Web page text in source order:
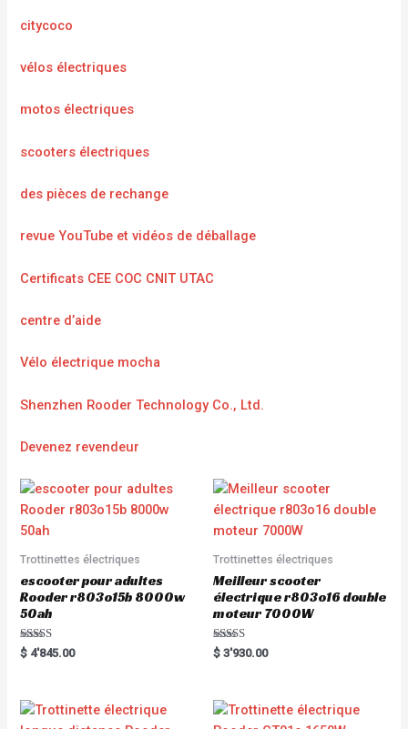
citycoco
vélos électriques
motos électriques
scooters électriques
des pièces de rechange
revue YouTube et vidéos de déballage
Certificats CEE COC CNIT UTAC
centre d’aide
Vélo électrique mocha
Shenzhen Rooder Technology Co., Ltd.
Devenez revendeur
Trottinettes électriques
escooter pour adultes
Rooder r803o15b 8000w
50ah
Rated
5.00
$ 4'845.00
Trottinettes électriques
Meilleur scooter
électrique r803o16 double
moteur 7000W
Rated
5.00
$ 3'930.00